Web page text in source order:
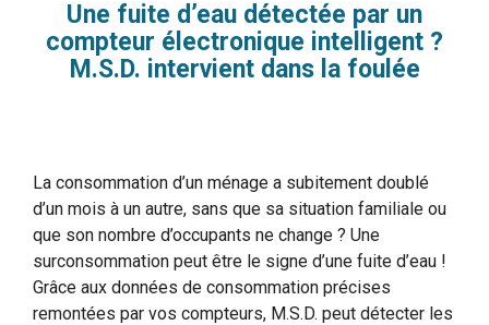
Une fuite d’eau détectée par un
compteur électronique intelligent ?
M.S.D. intervient dans la foulée
La consommation d’un ménage a subitement doublé
d’un mois à un autre, sans que sa situation familiale ou
que son nombre d’occupants ne change ? Une
surconsommation peut être le signe d’une fuite d’eau !
Grâce aux données de consommation précises
remontées par vos compteurs, M.S.D. peut détecter les